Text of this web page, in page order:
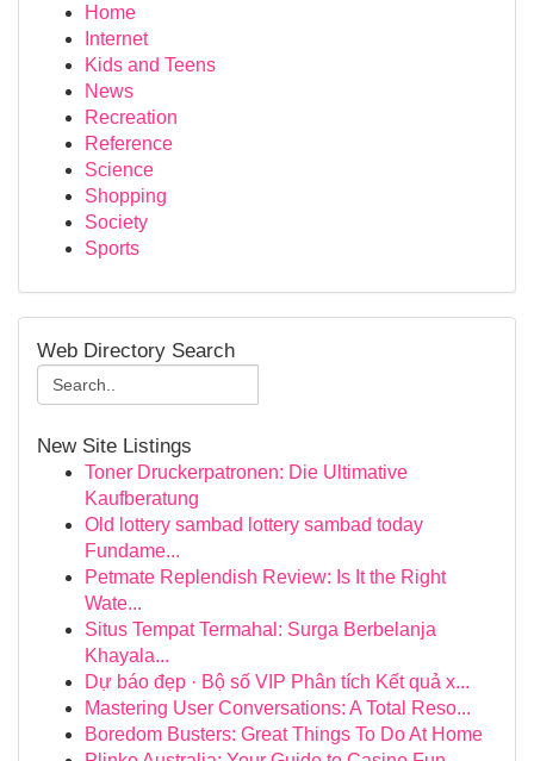
Home
Internet
Kids and Teens
News
Recreation
Reference
Science
Shopping
Society
Sports
Web Directory Search
New Site Listings
Toner Druckerpatronen: Die Ultimative
Kaufberatung
Old lottery sambad lottery sambad today
Fundame...
Petmate Replendish Review: Is It the Right
Wate...
Situs Tempat Termahal: Surga Berbelanja
Khayala...
Dự báo đẹp · Bộ số VIP Phân tích Kết quả x...
Mastering User Conversations: A Total Reso...
Boredom Busters: Great Things To Do At Home